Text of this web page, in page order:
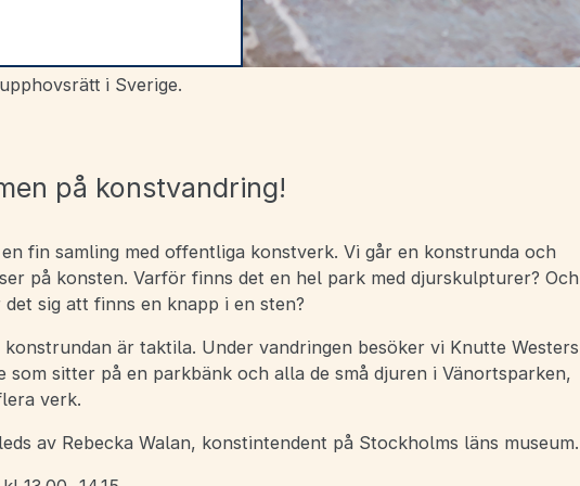
i Sverige.
på konstvandring!
fin samling med offentliga konstverk. Vi går en konstrunda och
på konsten. Varför finns det en hel park med djurskulpturer? Och
sig att finns en knapp i en sten?
är taktila. Under vandringen besöker vi Knutte Westers
som sitter på en parkbänk och alla de små djuren i Vänortsparken,
verk.
av Rebecka Walan, konstintendent på Stockholms läns museum.